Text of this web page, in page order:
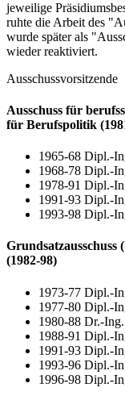
jeweilige
ruhte die Arbeit des
wurde später als
wieder reaktiviert.
Ausschussvorsitzende
Ausschuss für
für Berufspolitik
1965-68 Dipl.-
1968-78 Dipl.-
1978-91 Dipl.-
1991-93 Dipl.-
1993-98 Dipl.-
Grundsatzausschuss
(1982-98)
1973-77 Dipl.-
1977-80 Dipl.-
1980-88 Dr.-
1988-91 Dipl.-
1991-93 Dipl.-
1993-96 Dipl.-
1996-98 Dipl.-